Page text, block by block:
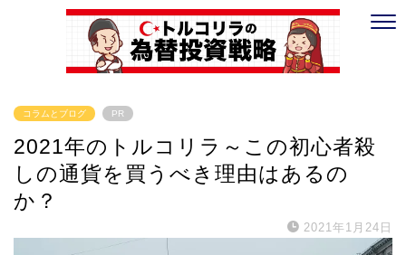
コラムとブログ PR
2021年のトルコリラ～この初心者殺
しの通貨を買うべき理由はあるの
か？
2021年1月24日